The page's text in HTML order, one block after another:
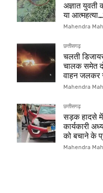
अज्ञात युवती
या
Mahendra
छत्तीसगढ़
चलती
चालक समेत
वाहन जलकर
Mahendra
छत्तीसगढ़
सड़क हादसे
कार्यकारी
को बचाने के
Mahendra